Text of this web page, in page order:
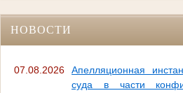
НОВОСТИ
07.08.2026
Апелляционная
суда в части